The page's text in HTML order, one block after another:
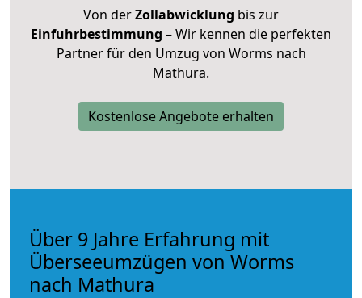
Von derZollabwicklung bis zur
Einfuhrbestimmung – Wir kennen die perfekten
Partner für den Umzug von Worms nach
Mathura.
Kostenlose Angebote erhalten
Über 9 Jahre Erfahrung mit
Überseeumzügen von Worms
nach Mathura